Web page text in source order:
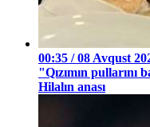
00:35 / 08 Avqust
"Qızımın
Hilalın anası